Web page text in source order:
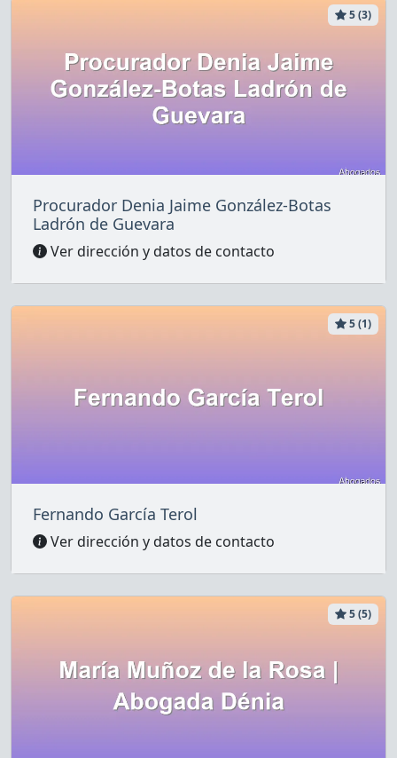
5 (3)
Procurador Denia Jaime González-Botas
Ladrón de Guevara
Ver dirección y datos de contacto
5 (1)
Fernando García Terol
Ver dirección y datos de contacto
5 (5)